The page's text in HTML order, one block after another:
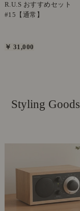
R.U.S おすすめセット
#15【通常】
￥ 31,000
Styling Goods